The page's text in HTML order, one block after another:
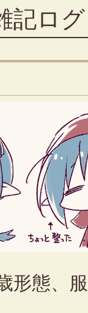
記ログ
形態、